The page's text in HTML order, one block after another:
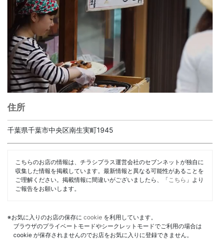
住所
千葉県千葉市中央区南生実町1945
こちらのお店の情報は、チラシプラス運営会社のセブンネットが独自に
収集した情報を掲載しています。最新情報と異なる可能性があることを
ご理解ください。掲載情報に間違いがございましたら、「 こちら 」より
ご報告をお願いします。
※お気に入りのお店の保存に cookie を利用しています。
ブラウザのプライベートモードやシークレットモードでご利用の場合は
cookie が保存されませんのでお店をお気に入りに登録できません。